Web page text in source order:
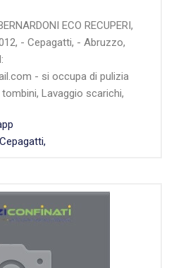
ECO RECUPERI,
- Cepagatti, - Abruzzo,
- si occupa di pulizia
Lavaggio scarichi,